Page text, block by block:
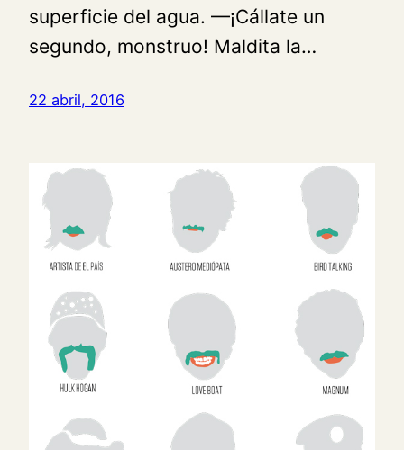
superficie del agua. —¡Cállate un
segundo, monstruo! Maldita la…
22 abril, 2016